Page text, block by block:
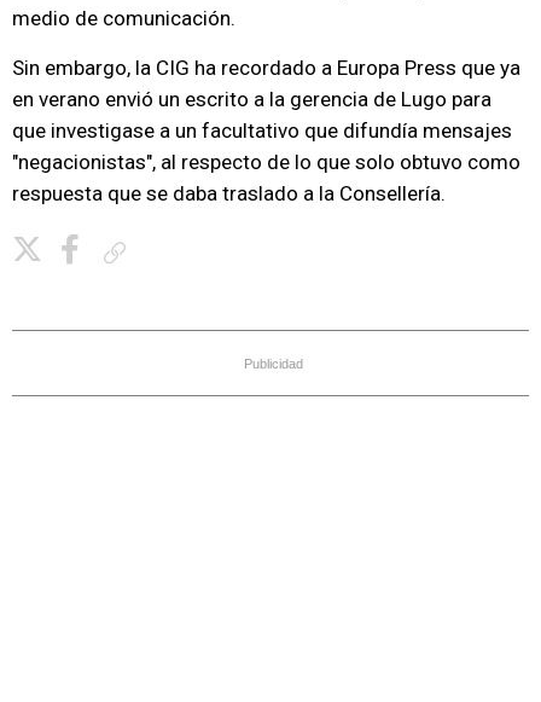
medio de comunicación.
Sin embargo, la CIG ha recordado a Europa Press que ya
en verano envió un escrito a la gerencia de Lugo para
que investigase a un facultativo que difundía mensajes
"negacionistas", al respecto de lo que solo obtuvo como
respuesta que se daba traslado a la Consellería.
Publicidad